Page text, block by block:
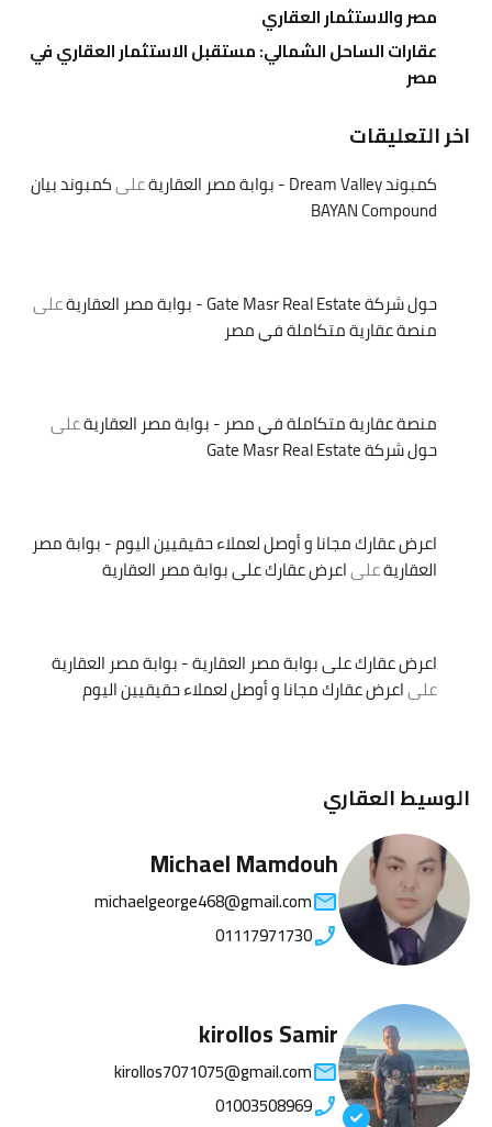
مصر والاستثمار العقاري
عقارات الساحل الشمالي: مستقبل الاستثمار العقاري في
مصر
اخر التعليقات
كمبوند Dream Valley - بوابة مصر العقارية علىكمبوند بيان
BAYAN Compound
حول شركة Gate Masr Real Estate - بوابة مصر العقارية
على
منصة عقارية متكاملة في مصر
منصة عقارية متكاملة في مصر - بوابة مصر العقاريةعلى
حول شركة Gate Masr Real Estate
اعرض عقارك مجانا و أوصل لعملاء حقيقيين اليوم - بوابة مصر
العقاريةعلىاعرض عقارك على بوابة مصر العقارية
اعرض عقارك على بوابة مصر العقارية - بوابة مصر العقارية
علىاعرض عقارك مجانا و أوصل لعملاء حقيقيين اليوم
الوسيط العقاري
Michael Mamdouh
michaelgeorge468@gmail.com
01117971730
kirollos Samir
kirollos7071075@gmail.com
01003508969